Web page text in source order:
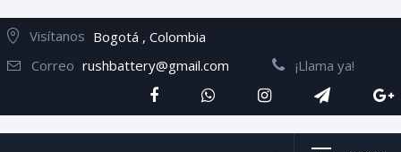
Visítanos Bogotá , Colombia
Correo rushbattery@gmail.com ¡Llama ya!